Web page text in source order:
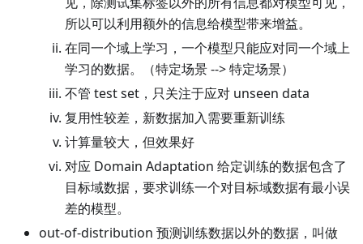
所以可以利用额外的信息给模型带来增益。
在同一个域上学习，一个模型只能应对同一个域上
学习的数据。（特定场景 --> 特定场景）
不管 test set，只关注于应对 unseen data
复用性较差，新数据加入需要重新训练
计算量较大，但效果好
对应 Domain Adaptation 给定训练的数据包含了
目标域数据，要求训练一个对目标域数据有最小误
差的模型。
out-of-distribution 预测训练数据以外的数据，叫做